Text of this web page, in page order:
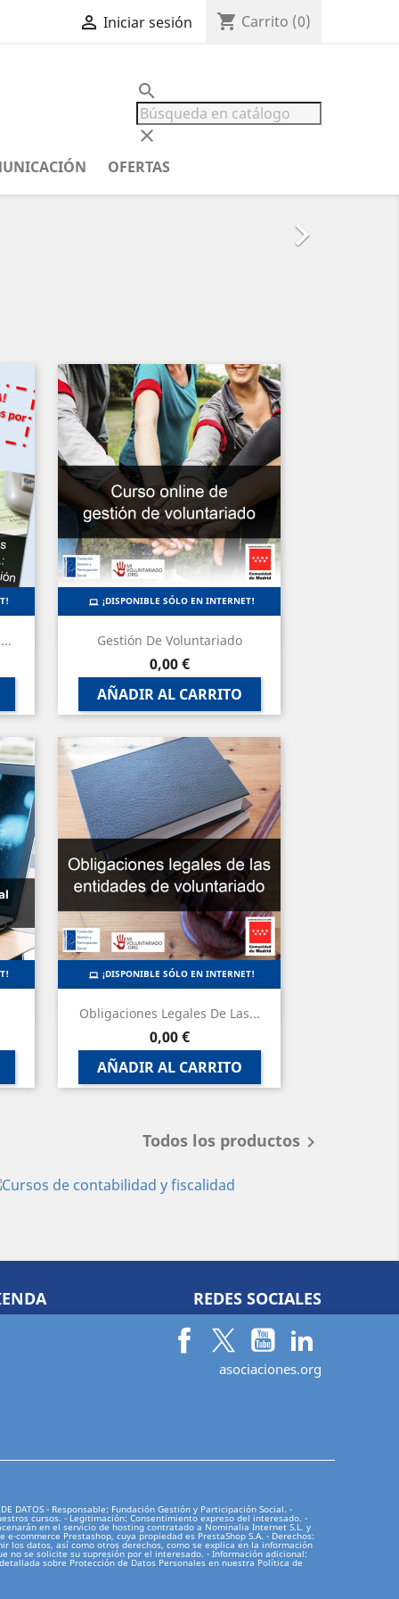
 Iniciar sesión shopping_cart Carrito (0)
search
clear
OFERTAS

Siguiente
Gestión De Voluntariado
Precio
0,00 €
AÑADIR AL CARRITO
¡DISPONIBLE SÓLO EN INTERNET!
 Vista rápida
Obligaciones Legales De Las...
Precio
0,00 €
AÑADIR AL CARRITO
¡DISPONIBLE SÓLO EN INTERNET!
 Vista rápida
Todos los productos 
REDES SOCIALES
FacebookTwitter YouTube
asociaciones.org
DE DATOS - Responsable: Fundación Gestión y Participación Social. -
cursos. - Legitimación: Consentimiento expreso del interesado. -
en el servicio de hosting contratado a Nominalia Internet S.L. y
commerce Prestashop, cuya propiedad es PrestaShop S.A. - Derechos:
los datos, así como otros derechos, como se explica en la información
no se solicite su supresión por el interesado. - Información adicional:
sobre Protección de Datos Personales en nuestra Política de